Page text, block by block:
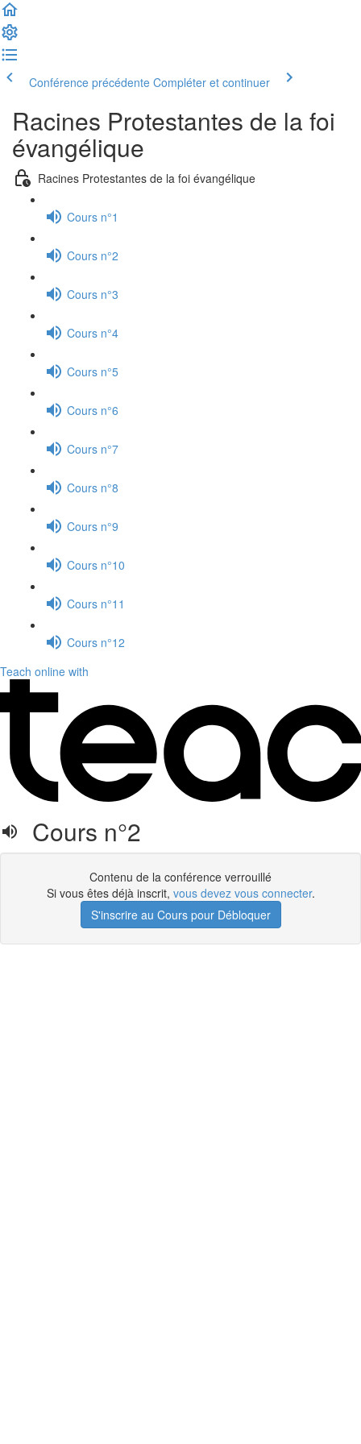
Conférence précédente Compléter et continuer
Racines Protestantes de la foi
évangélique
Racines Protestantes de la foi évangélique
Cours n°1
Cours n°2
Cours n°3
Cours n°4
Cours n°5
Cours n°6
Cours n°7
Cours n°8
Cours n°9
Cours n°10
Cours n°11
Cours n°12
Teach online with
Cours n°2
Contenu de la conférence verrouillé
Si vous êtes déjà inscrit, vous devez vous connecter.
S'inscrire au Cours pour Débloquer